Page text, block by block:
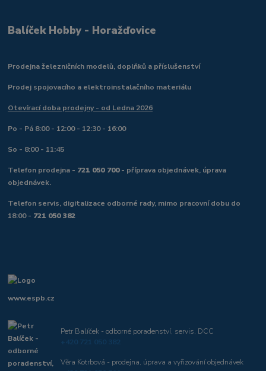
Balíček Hobby - Horažďovice
Prodejna železničních modelů, doplňků a příslušenství
Prodej spojovacího a elektroinstalačního materiálu
Otevírací doba prodejny - od Ledna 2026
Po - Pá 8:00 - 12:00 - 12:30 - 16:00
So - 8:00 - 11:45
Telefon prodejna - 721 050 700- příprava objednávek, úprava
objednávek.
Telefon servis, digitalizace odborné rady, mimo pracovní dobu do
18:00 - 721 050 382
www.espb.cz
Petr Balíček - odborné poradenství, servis, DCC
+420 721 050 382
Věra Kotrbová - prodejna, úprava a vyřizování objednávek